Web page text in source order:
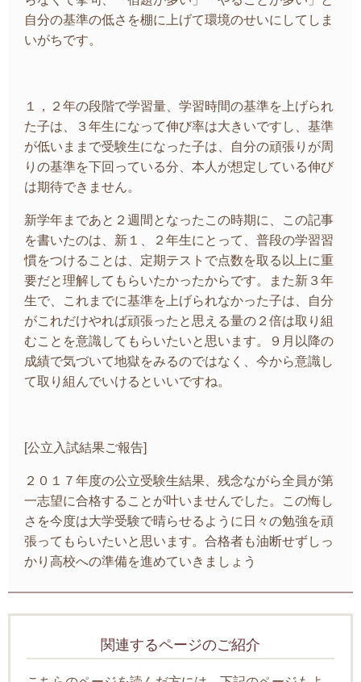
自分の基準の低さを棚に上げて環境のせいにしてしま
いがちです。
１，２年の段階で学習量、学習時間の基準を上げられ
た子は、３年生になって伸び率は大きいですし、基準
が低いままで受験生になった子は、自分の頑張りが周
りの基準を下回っている分、本人が想定している伸び
は期待できません。
新学年まであと２週間となったこの時期に、この記事
を書いたのは、新１、２年生にとって、普段の学習習
慣をつけることは、定期テストで点数を取る以上に重
要だと理解してもらいたかったからです。また新３年
生で、これまでに基準を上げられなかった子は、自分
がこれだけやれば頑張ったと思える量の２倍は取り組
むことを意識してもらいたいと思います。９月以降の
成績で気づいて地獄をみるのではなく、今から意識し
て取り組んでいけるといいですね。
[公立入試結果ご報告]
２０１７年度の公立受験生結果、残念ながら全員が第
一志望に合格することが叶いませんでした。この悔し
さを今度は大学受験で晴らせるように日々の勉強を頑
張ってもらいたいと思います。合格者も油断せずしっ
かり高校への準備を進めていきましょう
関連するページのご紹介